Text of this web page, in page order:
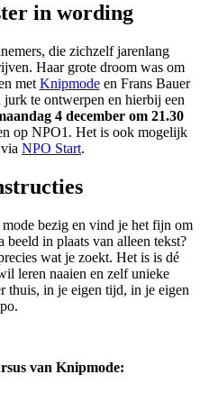
in wording
die zichzelf jarenlang
Haar grote droom was om
met Knipmodeen Frans Bauer
jurk te ontwerpen en hierbij een
4 december om 21.30
op NPO1. Het is ook mogelijk
NPO Start.
bezig en vind je het fijn om
in plaats van alleen tekst?
wat je zoekt. Het is is dé
leren naaien en zelf unieke
in je eigen tijd, in je eigen
van Knipmode: